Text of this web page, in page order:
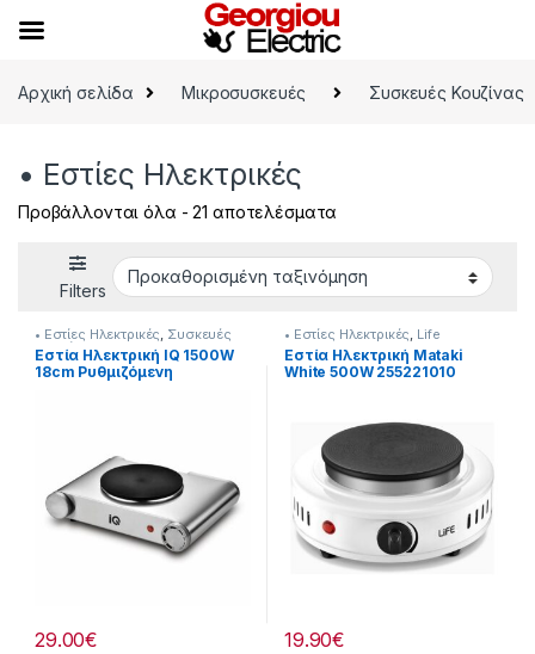
Αρχική σελίδα
Μικροσυσκευές Συσκευές Κουζίνας
• Εστίες Ηλεκτρικές
Προβάλλονται όλα - 21 αποτελέσματα
Filters
• Εστίες Ηλεκτρικές Συσκευές
Κουζίνας
Εστία Ηλεκτρική IQ 1500W
18cm Ρυθμιζόμενη
29.00€
• Εστίες Ηλεκτρικές Life
Εστία Ηλεκτρική Mataki
White 500W 255221010
19.90€